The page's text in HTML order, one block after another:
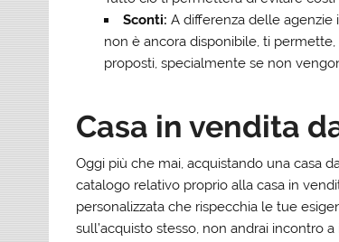
Sconti: A differenza delle agenzie
non è ancora disponibile, ti
proposti, specialmente se non
Casa in vendita
Oggi più che mai, acquistando una casa
catalogo relativo proprio alla casa in
personalizzata che rispecchia le tue
sull’acquisto stesso, non andrai incontro